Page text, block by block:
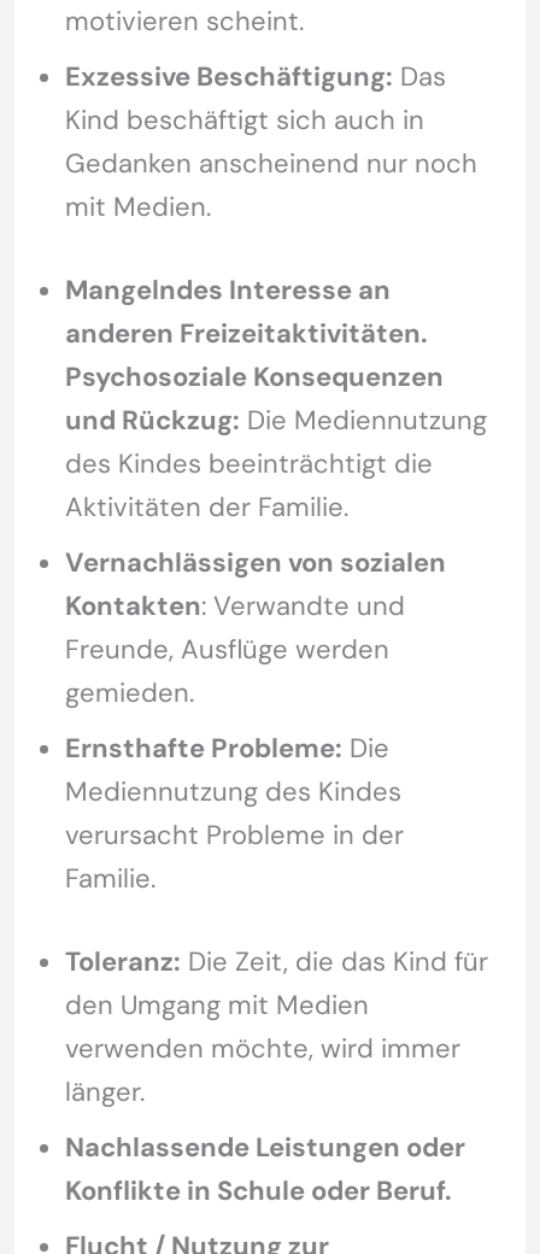
motivieren scheint.
Exzessive Beschäftigung: Das
Kind beschäftigt sich auch in
Gedanken anscheinend nur noch
mit Medien.
Mangelndes Interesse an
anderen Freizeitaktivitäten.
Psychosoziale Konsequenzen
und Rückzug: Die Mediennutzung
des Kindes beeinträchtigt die
Aktivitäten der Familie.
Vernachlässigen von sozialen
Kontakten: Verwandte und
Freunde, Ausflüge werden
gemieden.
Ernsthafte Probleme: Die
Mediennutzung des Kindes
verursacht Probleme in der
Familie.
Toleranz: Die Zeit, die das Kind für
den Umgang mit Medien
verwenden möchte, wird immer
länger.
Nachlassende Leistungen oder
Konflikte in Schule oder Beruf.
Flucht / Nutzung zur